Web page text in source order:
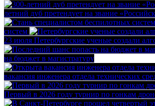
летний дуб претендует на звание
систем
23 июля Петербургские ученые создали
на бюджет в магистратуру
вакансия инженера отдела технических
Первый в 2026 году турнир по гонкам